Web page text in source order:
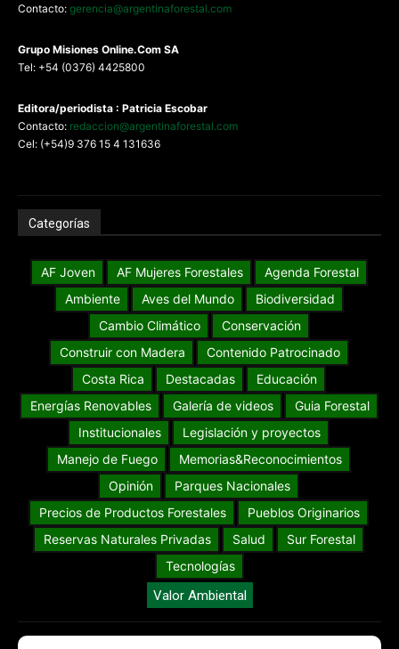
Contacto: gerencia@argentinaforestal.com
Grupo Misiones Online.Com SA
Tel: +54 (0376) 4425800
Editora/periodista : Patricia Escobar
Contacto: redaccion@argentinaforestal.com
Cel: (+54)9 376 15 4 131636
Categorías
AF Joven AF Mujeres Forestales
Agenda Forestal
Ambiente
Aves del Mundo
Biodiversidad
Cambio Climático
Conservación
Construir con Madera
Contenido Patrocinado
Costa Rica
Destacadas
Educación
Energías Renovables
Galería de videos
Guia Forestal
Institucionales
Legislación y proyectos
Manejo de Fuego
Memorias&Reconocimientos
Opinión
Parques Nacionales
Precios de Productos Forestales
Pueblos Originarios
Reservas Naturales Privadas
Salud
Sur Forestal
Tecnologías
Valor Ambiental